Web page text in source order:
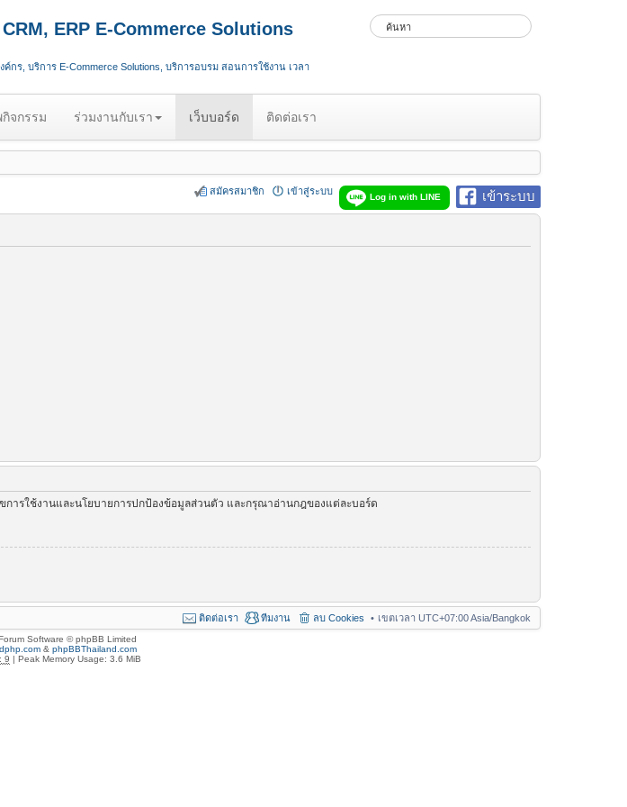
ERP E-Commerce Solutions
ร, บริการ E-Commerce Solutions, บริการอบรม สอนการใช้งาน เวลา
จกรรม ร่วมงานกับเรา เว็บบอร์ด ติดต่อเรา
เข้าระบบ
Log in with LINE
เข้าสู่ระบบ
สมัครสมาชิก
ารใช้งานและนโยบายการปกป้องข้อมูลส่วนตัว และกรุณาอ่านกฎของแต่ละบอร์ด
เขตเวลา UTC+07:00 Asia/Bangkok
ลบ Cookies
ทีมงาน
ติดต่อเรา
Software © phpBB Limited
& phpBBThailand.com
9 | Peak Memory Usage: 3.6 MiB